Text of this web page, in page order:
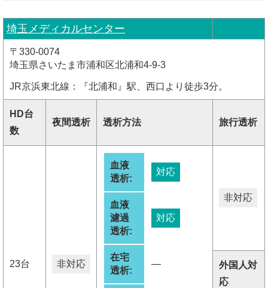
埼玉メディカルセンター
〒330-0074
埼玉県さいたま市浦和区北浦和4-9-3
JR京浜東北線：『北浦和』駅、西口より徒歩3分。
HD台
数
夜間透析 透析方法 旅行透析
23台 非対応
血液
透析:
対応
血液
濾過
透析:
対応
在宅
透析:
―
非対応
外国人対
応